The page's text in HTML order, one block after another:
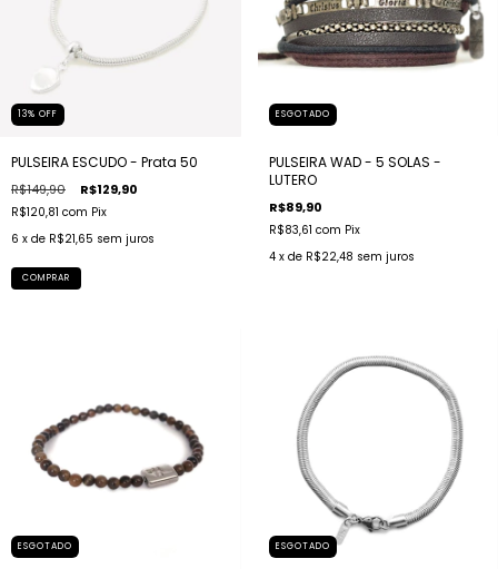
13% OFF
PULSEIRA ESCUDO - Prata 50
R$149,90 R$129,90
R$120,81 com Pix
6 x de R$21,65 sem juros
COMPRAR
ESGOTADO
PULSEIRA WAD - 5 SOLAS -
LUTERO
R$89,90
R$83,61 com Pix
4 x de R$22,48 sem juros
ESGOTADO ESGOTADO